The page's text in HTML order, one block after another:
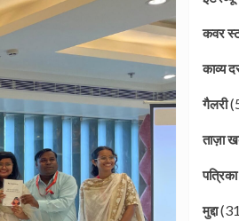
कवर
काव्य
गैलरी
ताज़ा
पत्रिका
मुद्दा